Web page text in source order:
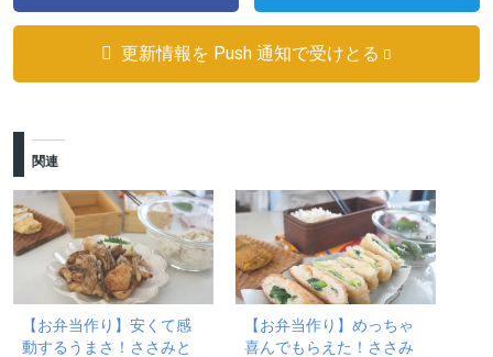
更新情報を Push 通知で受けとる
関連
【お弁当作り】安くて感
動するうまさ！ささみと
【お弁当作り】めっちゃ
喜んでもらえた！ささみ